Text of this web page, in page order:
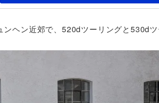
ヘン近郊で、520dツーリングと530dツ